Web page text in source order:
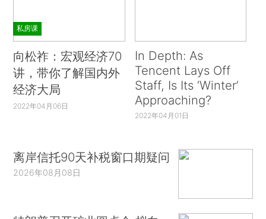
私房课
向松祚：宏观经济70
讲，带你了解国内外
经济大局
2022年04月06日
In Depth: As
Tencent Lays Off
Staff, Is Its ‘Winter’
Approaching?
2022年04月01日
离岸信托90天补税窗口期疑问
2026年08月08日